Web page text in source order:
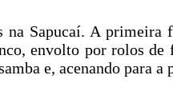
Sapucaí. A primeira
envolto por rolos de
e, acenando